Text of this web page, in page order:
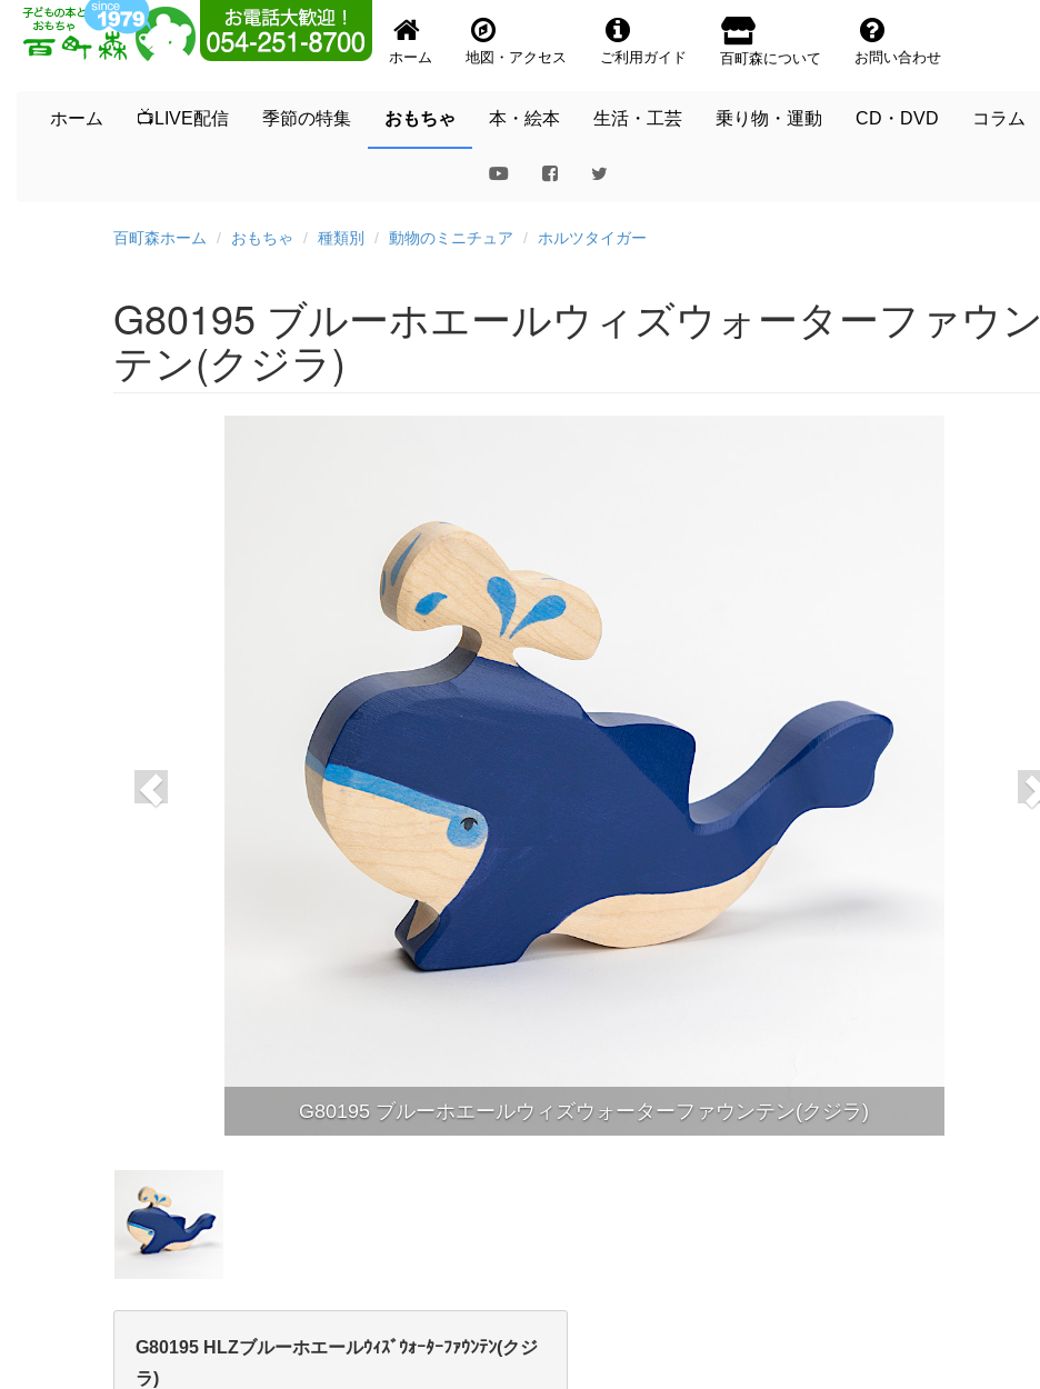
ホーム 地図・アクセス ご利用ガイド 百町森について お問い合わせ
ホーム 📺LIVE配信 季節の特集 おもちゃ 本・絵本 生活・工芸 乗り物・運動 CD・DVD コラム
百町森ホーム おもちゃ 種類別 動物のミニチュア ホルツタイガー
G80195 ブルーホエールウィズウォーターファウン
テン(クジラ)
G80195 ブルーホエールウィズウォーターファウンテン(クジラ)
G80195 HLZブルーホエールｳｨｽﾞｳｫｰﾀｰﾌｧｳﾝﾃﾝ(クジ
ラ)